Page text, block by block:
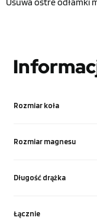
Rozmiar koła
Rozmiar magnesu
Długość drążka
Łącznie